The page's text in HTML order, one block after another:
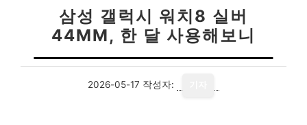
삼성 갤럭시 워치8 실버
44MM, 한 달 사용해보니
2026-05-17 작성자: